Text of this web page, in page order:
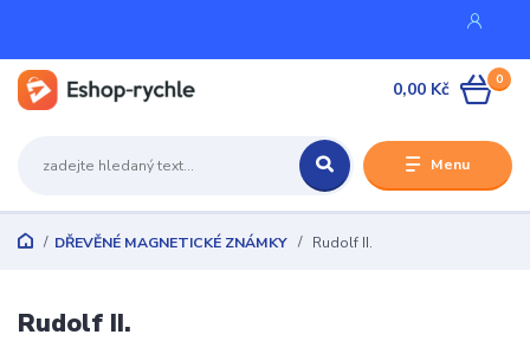
Menu
0
0,00 Kč
DŘEVĚNÉ MAGNETICKÉ ZNÁMKY Rudolf II.
Rudolf II.